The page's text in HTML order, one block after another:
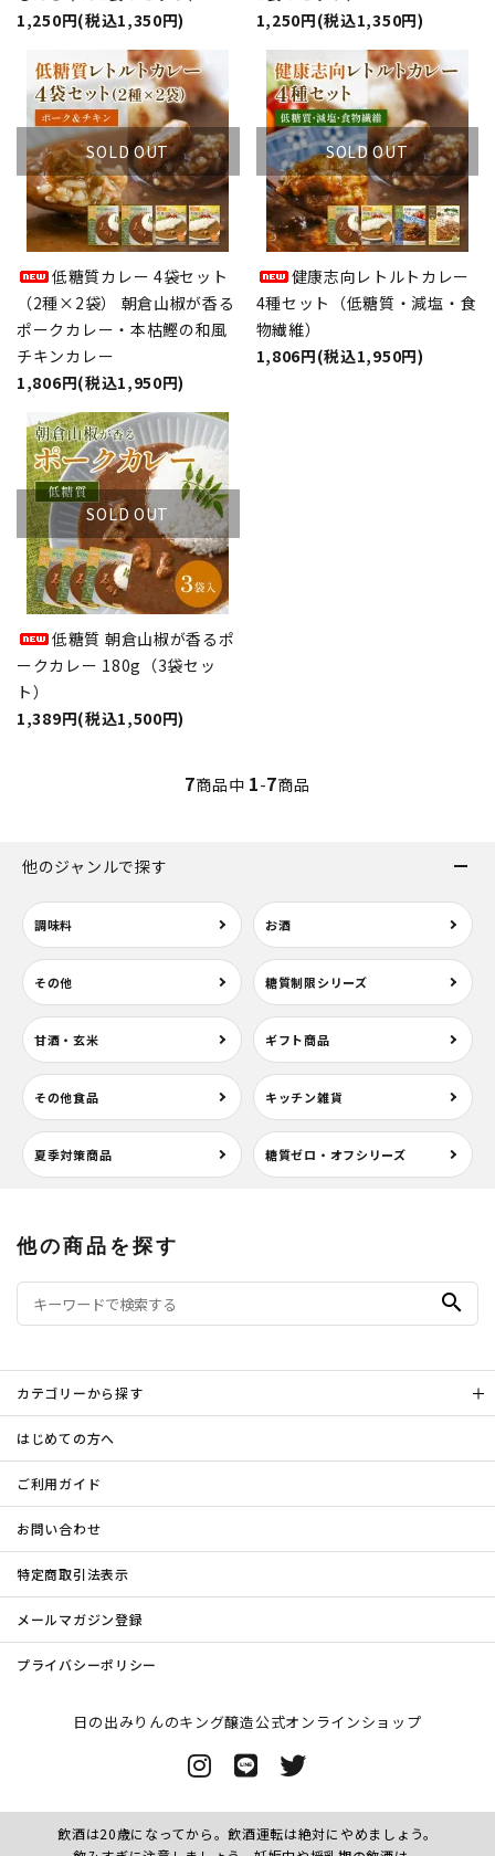
1,250円(税込1,350円)
1,250円(税込1,350円)
SOLD OUT
低糖質カレー 4袋セット
（2種×2袋） 朝倉山椒が香る
ポークカレー・本枯鰹の和風
チキンカレー
1,806円(税込1,950円)
SOLD OUT
健康志向レトルトカレー
4種セット（低糖質・減塩・食
物繊維）
1,806円(税込1,950円)
SOLD OUT
低糖質 朝倉山椒が香るポ
ークカレー 180g（3袋セッ
ト）
1,389円(税込1,500円)
7商品中 1-7商品
他のジャンルで探す
調味料 お酒
その他 糖質制限シリーズ
甘酒・玄米 ギフト商品
その他食品 キッチン雑貨
夏季対策商品 糖質ゼロ・オフシリーズ
他の商品を探す
search
カテゴリーから探す
はじめての方へ
ご利用ガイド
お問い合わせ
特定商取引法表示
メールマガジン登録
プライバシーポリシー
日の出みりんのキング醸造公式オンラインショップ
飲酒は20歳になってから。飲酒運転は絶対にやめましょう。